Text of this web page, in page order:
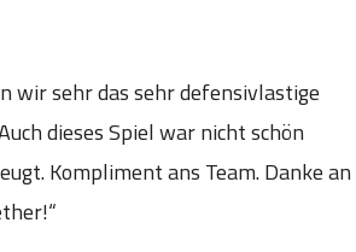
wir sehr das sehr defensivlastige
dieses Spiel war nicht schön
Kompliment ans Team. Danke an